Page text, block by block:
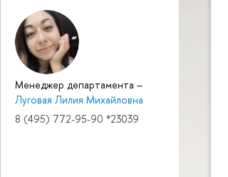
Менеджер департамента –
Луговая Лилия Михайловна
8 (495) 772-95-90 *23039